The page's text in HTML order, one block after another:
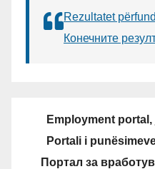
Rezultatet
Конечните
Employment
Portali i
Портал за